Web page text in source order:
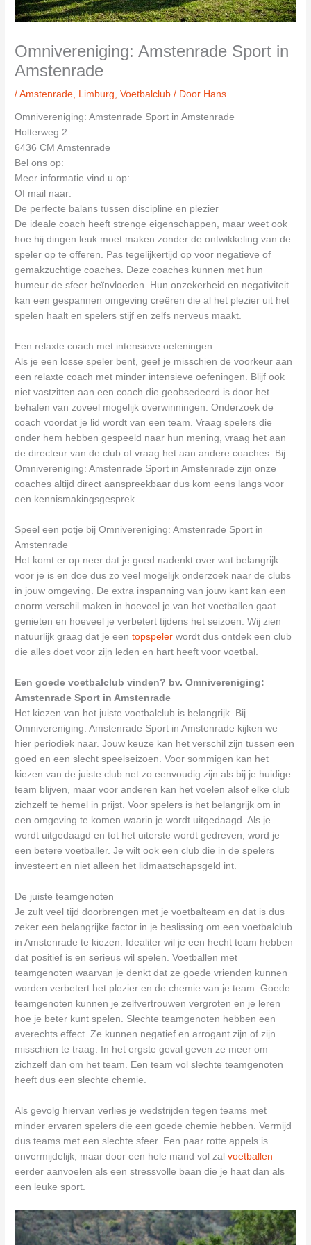
Omnivereniging: Amstenrade Sport in
Amstenrade
/Amstenrade Limburg ,Voetbalclub / Door Hans
Omnivereniging: Amstenrade Sport in Amstenrade
Holterweg 2
6436 CM Amstenrade
Bel ons op:
Meer informatie vind u op:
Of mail naar:
De perfecte balans tussen discipline en plezier
De ideale coach heeft strenge eigenschappen, maar weet ook
hoe hij dingen leuk moet maken zonder de ontwikkeling van de
speler op te offeren. Pas tegelijkertijd op voor negatieve of
gemakzuchtige coaches. Deze coaches kunnen met hun
humeur de sfeer beïnvloeden. Hun onzekerheid en negativiteit
kan een gespannen omgeving creëren die al het plezier uit het
spelen haalt en spelers stijf en zelfs nerveus maakt.
Een relaxte coach met intensieve oefeningen
Als je een losse speler bent, geef je misschien de voorkeur aan
een relaxte coach met minder intensieve oefeningen. Blijf ook
niet vastzitten aan een coach die geobsedeerd is door het
behalen van zoveel mogelijk overwinningen. Onderzoek de
coach voordat je lid wordt van een team. Vraag spelers die
onder hem hebben gespeeld naar hun mening, vraag het aan
de directeur van de club of vraag het aan andere coaches. Bij
Omnivereniging: Amstenrade Sport in Amstenrade zijn onze
coaches altijd direct aanspreekbaar dus kom eens langs voor
een kennismakingsgesprek.
Speel een potje bij Omnivereniging: Amstenrade Sport in
Amstenrade
Het komt er op neer dat je goed nadenkt over wat belangrijk
voor je is en doe dus zo veel mogelijk onderzoek naar de clubs
in jouw omgeving. De extra inspanning van jouw kant kan een
enorm verschil maken in hoeveel je van het voetballen gaat
genieten en hoeveel je verbetert tijdens het seizoen. Wij zien
natuurlijk graag dat je eentopspeler wordt dus ontdek een club
die alles doet voor zijn leden en hart heeft voor voetbal.
Een goede voetbalclub vinden? bv. Omnivereniging:
Amstenrade Sport in Amstenrade
Het kiezen van het juiste voetbalclub is belangrijk. Bij
Omnivereniging: Amstenrade Sport in Amstenrade kijken we
hier periodiek naar. Jouw keuze kan het verschil zijn tussen een
goed en een slecht speelseizoen. Voor sommigen kan het
kiezen van de juiste club net zo eenvoudig zijn als bij je huidige
team blijven, maar voor anderen kan het voelen alsof elke club
zichzelf te hemel in prijst. Voor spelers is het belangrijk om in
een omgeving te komen waarin je wordt uitgedaagd. Als je
wordt uitgedaagd en tot het uiterste wordt gedreven, word je
een betere voetballer. Je wilt ook een club die in de spelers
investeert en niet alleen het lidmaatschapsgeld int.
De juiste teamgenoten
Je zult veel tijd doorbrengen met je voetbalteam en dat is dus
zeker een belangrijke factor in je beslissing om een voetbalclub
in Amstenrade te kiezen. Idealiter wil je een hecht team hebben
dat positief is en serieus wil spelen. Voetballen met
teamgenoten waarvan je denkt dat ze goede vrienden kunnen
worden verbetert het plezier en de chemie van je team. Goede
teamgenoten kunnen je zelfvertrouwen vergroten en je leren
hoe je beter kunt spelen. Slechte teamgenoten hebben een
averechts effect. Ze kunnen negatief en arrogant zijn of zijn
misschien te traag. In het ergste geval geven ze meer om
zichzelf dan om het team. Een team vol slechte teamgenoten
heeft dus een slechte chemie.
Als gevolg hiervan verlies je wedstrijden tegen teams met
minder ervaren spelers die een goede chemie hebben. Vermijd
dus teams met een slechte sfeer. Een paar rotte appels is
onvermijdelijk, maar door een hele mand vol zalvoetballen
eerder aanvoelen als een stressvolle baan die je haat dan als
een leuke sport.